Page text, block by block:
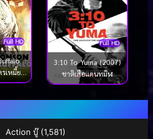
Full HD
เหมี้ยม
Full HD
3:10 To Yuma (2007)
ชาติเสือแดนทมิฬ
Action บู๊(1,581)